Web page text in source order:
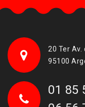
20 Ter Av.
95100
01 85